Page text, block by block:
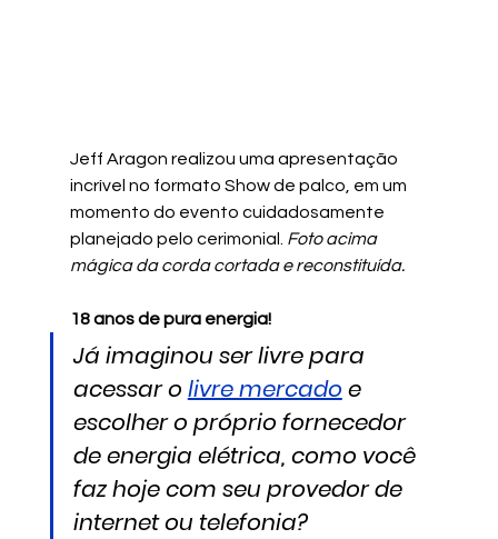
Jeff Aragon realizou uma apresentação
incrível no formato Show de palco, em um
momento do evento cuidadosamente
planejado pelo cerimonial. Foto acima
mágica da corda cortada e reconstituída.
18 anos de pura energia!
Já imaginou ser livre para
acessar o livre mercado e
escolher o próprio fornecedor
de energia elétrica, como você
faz hoje com seu provedor de
internet ou telefonia?